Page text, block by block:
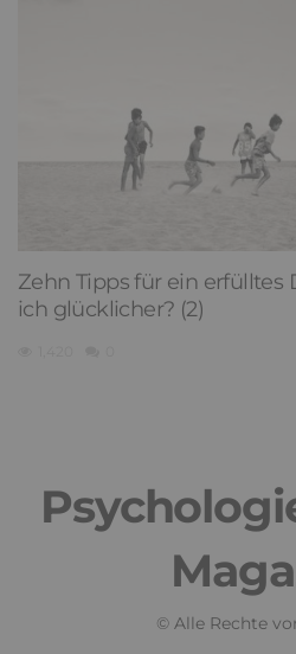
Zehn Tipps für ein erfülltes
ich glücklicher? (2)
© Alle Rechte